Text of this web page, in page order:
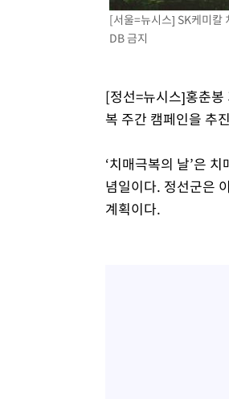
"미 전국적 살모네라 식중
[속보]경찰·노동부, HL만도
[속보]삼성전자·SK하이
[속보]코스닥, 5.95포인트
시리아 다마스쿠스 교외에
입추에도 극한더위…서울
이란, 호르무즈서 "적국 목표
[서울=뉴시스] SK케미칼
DB 금지
[정선=뉴시스]홍춘봉
복 주간 캠페인을 추
‘치매극복의 날’은
념일이다. 정선군은
계획이다.